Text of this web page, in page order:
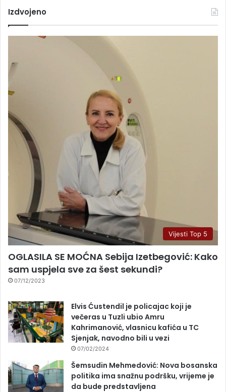
Izdvojeno
Vijesti Top 5
OGLASILA SE MOĆNA Sebija Izetbegović: Kako
sam uspjela sve za šest sekundi?
07/12/2023
Elvis Ćustendil je policajac koji je
večeras u Tuzli ubio Amru
Kahrimanović, vlasnicu kafića u TC
Sjenjak, navodno bili u vezi
07/02/2024
Šemsudin Mehmedović: Nova bosanska
politika ima snažnu podršku, vrijeme je
da bude predstavljena